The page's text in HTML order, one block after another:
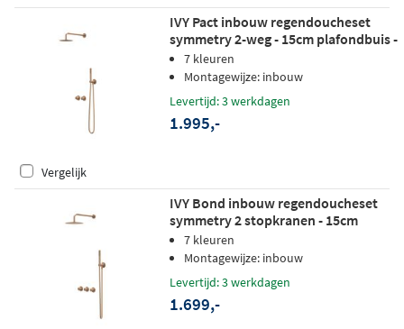
IVY Pact inbouw regendoucheset
symmetry 2-weg - 15cm plafondbuis -
30cm medium hoofddouche -
wandhouder - staafhanddouche -
geborsteld mat koper pvd
7 kleuren
Montagewijze: inbouw
Levertijd: 3 werkdagen
1.995,-
Vergelijk
IVY Bond inbouw regendoucheset
symmetry 2 stopkranen - 15cm
plafondbuis - 20cm slim
hoofddouche - wandhouder - 3-
standen handdouche - geborsteld
mat koper pvd
7 kleuren
Montagewijze: inbouw
Levertijd: 3 werkdagen
1.699,-